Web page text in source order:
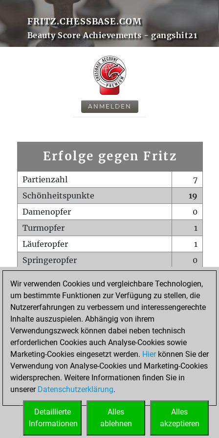
FRITZ.CHESSBASE.COM
Beauty Score Achievements - gangshit21
ANMELDEN
Erfolge gegen Fritz
Partienzahl
7
Schönheitspunkte
19
Damenopfer
0
Turmopfer
1
Läuferopfer
1
Springeropfer
0
Matt auf vollem Brett
0
Bauer setzt Matt
0
Erstickte Matts
Unterverwandlungen
Türme auf der siebten
0
STARTSEITE
Wir verwenden Cookies und vergleichbare Technologien,
um bestimmte Funktionen zur Verfügung zu stellen, die
Nutzererfahrungen zu verbessern und interessengerechte
Inhalte auszuspielen. Abhängig von ihrem
Verwendungszweck können dabei neben technisch
erforderlichen Cookies auch Analyse-Cookies sowie
Marketing-Cookies eingesetzt werden. Hierkönnen Sie der
Verwendung von Analyse-Cookies und Marketing-Cookies
widersprechen. Weitere Informationen finden Sie in
unserer Datenschutzerklärung.
Alles
akzeptieren
Alles
ablehnen
Detaillierte
Informationen